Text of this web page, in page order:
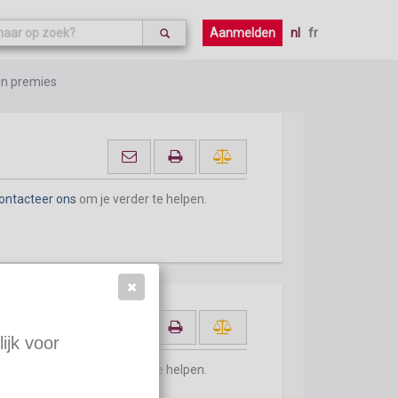
Aanmelden nl fr
premies
ons om je verder te helpen.
ons om je verder te helpen.
om je verder te helpen.
voor